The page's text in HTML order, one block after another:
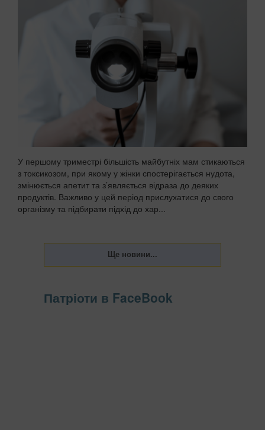
Здатність нашого мозку фокусуватися на певних деталях
зображення може чимало розповісти про пріоритети,
характер та особливості мислення. Подібні оптичні тести
виступають у ролі своєрідного дзеркала, яке відображає
наші внутрішні установки та підсвідом...
У першому триместрі більшість майбутніх мам стикаються
з токсикозом, при якому у жінки спостерігається нудота,
змінюється апетит та з’являється відраза до деяких
продуктів. Важливо у цей період прислухатися до свого
організму та підбирати підхід до хар...
Патріоти в FaceBook